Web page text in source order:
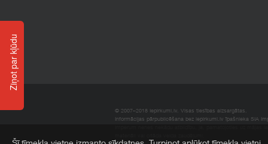
© 2007–2018 Iepirkumi.lv. Visas tiesības aizsargātas.
Informācijas pārpublicēšana bez iepirkumi.lv īpašnieka SIA
Ziņot par kļūdu